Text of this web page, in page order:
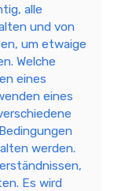
alle
und von
um etwaige
Welche
eines
eines
werden.
Es wird